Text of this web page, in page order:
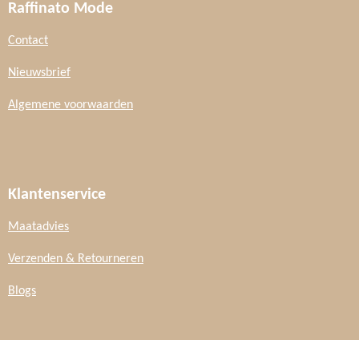
Raffinato Mode
Contact
Nieuwsbrief
Algemene voorwaarden
Klantenservice
Maatadvies
Verzenden & Retourneren
Blogs